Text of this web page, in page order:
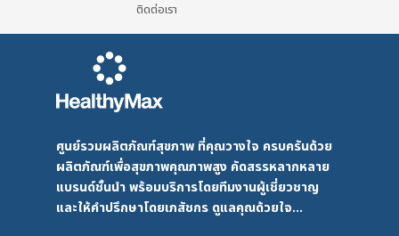
ติดต่อเรา
ศูนย์รวมผลิตภัณฑ์สุขภาพ ที่คุณวางใจ ครบครันด้วย
ผลิตภัณฑ์เพื่อสุขภาพคุณภาพสูง คัดสรรหลากหลาย
แบรนด์ชั้นนำ พร้อมบริการโดยทีมงานผู้เชี่ยวชาญ
และให้คำปรึกษาโดยเภสัชกร ดูแลคุณด้วยใจ...